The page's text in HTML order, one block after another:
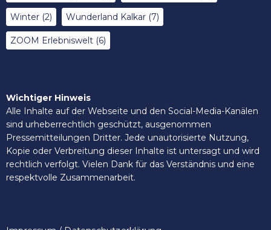
Winter (2) Wunderland Kalkar (7)
ZOOM Erlebniswelt (6)
Wichtiger Hinweis
Alle Inhalte auf der Webseite und den Social-Media-Kanälen
sind urheberrechtlich geschützt, ausgenommen
Pressemitteilungen Dritter. Jede unautorisierte Nutzung,
Kopie oder Verbreitung dieser Inhalte ist untersagt und wird
rechtlich verfolgt. Vielen Dank für das Verständnis und eine
respektvolle Zusammenarbeit.